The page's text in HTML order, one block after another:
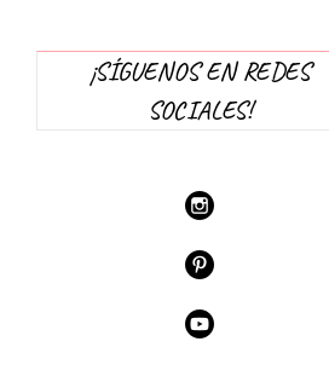
¡SÍGUENOS EN REDES
SOCIALES!